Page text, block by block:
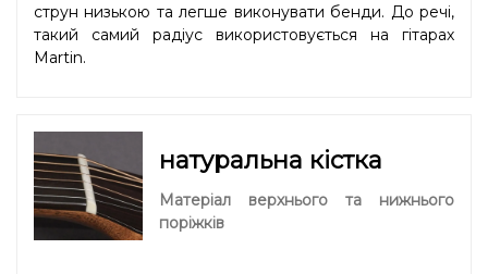
струн низькою та легше виконувати бенди. До речі,
такий самий радіус використовується на гітарах
Martin.
натуральна кістка
Матеріал верхнього та нижнього
поріжків